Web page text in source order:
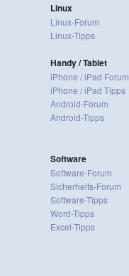
Linux
Linux-Forum
Linux-Tipps
Handy / Tablet
iPhone / iPad Forum
iPhone / iPad Tipps
Android-Forum
Android-Tipps
Software
Software-Forum
Sicherheits-Forum
Software-Tipps
Word-Tipps
Excel-Tipps